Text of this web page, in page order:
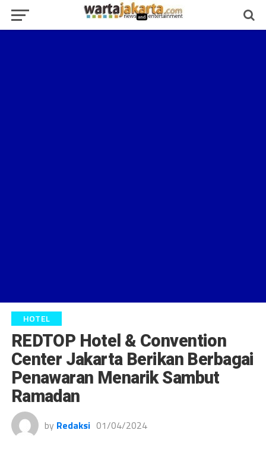
HOTEL
REDTOP Hotel & Convention
Center Jakarta Berikan Berbagai
Penawaran Menarik Sambut
Ramadan
by Redaksi 01/04/2024